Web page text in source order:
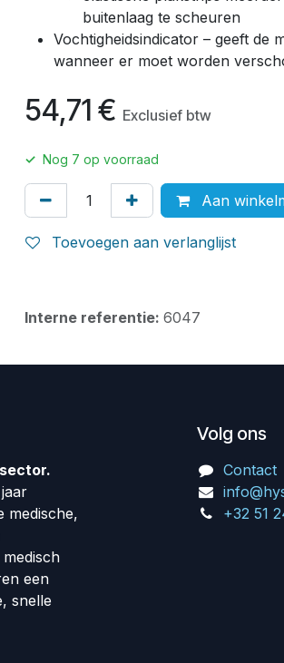
buitenlaag te scheuren
Vochtigheidsindicator – geeft de
wanneer er moet worden
54,71 € Exclusief btw
✓ Nog 7 op voorraad
Aan
Toevoegen aan verlanglijst
Interne referentie: 6047
medische,
een
snelle
Volg ons
Contact
+32 51